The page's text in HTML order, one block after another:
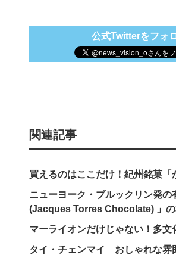
公式Twitterをフォ
関連記事
買えるのはここだけ！紀州銘菓
ニューヨーク・ブルックリン発
(Jacques Torres Chocolate) 」
マーライオンだけじゃない！多
タイ・チェンマイ おしゃれな雰